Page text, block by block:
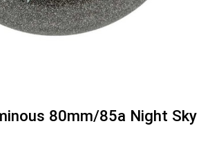
80mm/85a Night Sky